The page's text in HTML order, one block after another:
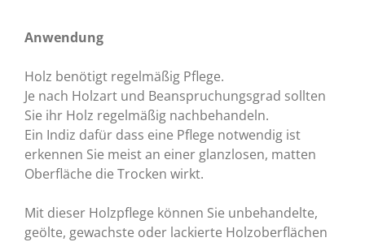
Anwendung
Holz benötigt regelmäßig Pflege.
Je nach Holzart und Beanspruchungsgrad sollten
Sie ihr Holz regelmäßig nachbehandeln.
Ein Indiz dafür dass eine Pflege notwendig ist
erkennen Sie meist an einer glanzlosen, matten
Oberfläche die Trocken wirkt.
Mit dieser Holzpflege können Sie unbehandelte,
geölte, gewachste oder lackierte Holzoberflächen